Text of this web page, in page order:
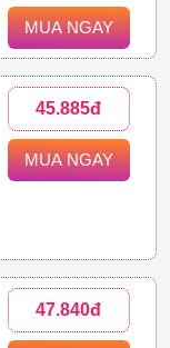
MUA NGAY
45.885đ
MUA NGAY
47.840đ